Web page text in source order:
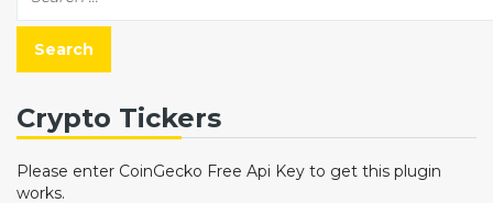
Crypto Tickers
Please enter CoinGecko Free Api Key to get this plugin
works.